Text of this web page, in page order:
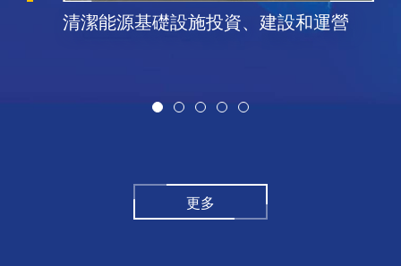
和運營
航空油料基礎設施運營、油料
更多